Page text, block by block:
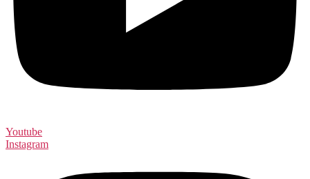
Youtube
Instagram